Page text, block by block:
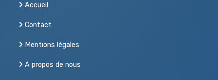
Accueil
Contact
Mentions légales
A propos de nous